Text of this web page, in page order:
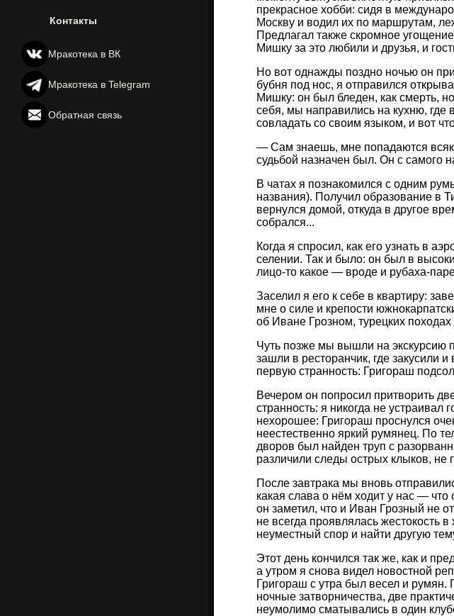
Контакты
Мракотека в ВК
Мракотека в Telegram
Обратная связь
прекрасное хобби: сидя в
Москву и водил их по маршрутам,
Предлагал также скромное
Мишку за это любили и друзья, и
Но вот однажды поздно ночью он
бубня под нос, я отправился
Мишку: он был бледен, как смерть,
себя, мы направились на кухню, где
совладать со своим языком, и вот
— Сам знаешь, мне попадаются
судьбой назначен был. Он с самого
В чатах я познакомился с одним
названия). Получил образование в
вернулся домой, откуда в другое
собрался...
Когда я спросил, как его узнать в
селении. Так и было: он был в
лицо-то какое — вроде и рубаха-
Заселил я его к себе в квартиру:
мне о силе и крепости
об Иване Грозном, турецких
Чуть позже мы вышли на экскурсию
зашли в ресторанчик, где закусили
первую странность: Григораш
Вечером он попросил притворить
странность: я никогда не устраивал
нехорошее: Григораш проснулся
неестественно яркий румянец. По
дворов был найден труп с
различили следы острых клыков, не
После завтрака мы вновь
какая слава о нём ходит у нас —
он заметил, что и Иван Грозный не
не всегда проявлялась жестокость
неуместный спор и найти другую
Этот день кончился так же, как и
а утром я снова видел новостной
Григораш с утра был весел и
ночные затворничества, две
неумолимо сматывались в один